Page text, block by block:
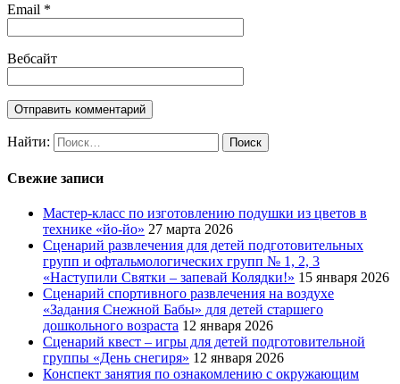
Email *
Вебсайт
Найти:
Свежие записи
Мастер-класс по изготовлению подушки из цветов в
технике «йо-йо» 27 марта 2026
Сценарий развлечения для детей подготовительных
групп и офтальмологических групп № 1, 2, 3
«Наступили Святки – запевай Колядки!» 15 января 2026
Сценарий спортивного развлечения на воздухе
«Задания Снежной Бабы» для детей старшего
дошкольного возраста 12 января 2026
Сценарий квест – игры для детей подготовительной
группы «День снегиря» 12 января 2026
Конспект занятия по ознакомлению с окружающим